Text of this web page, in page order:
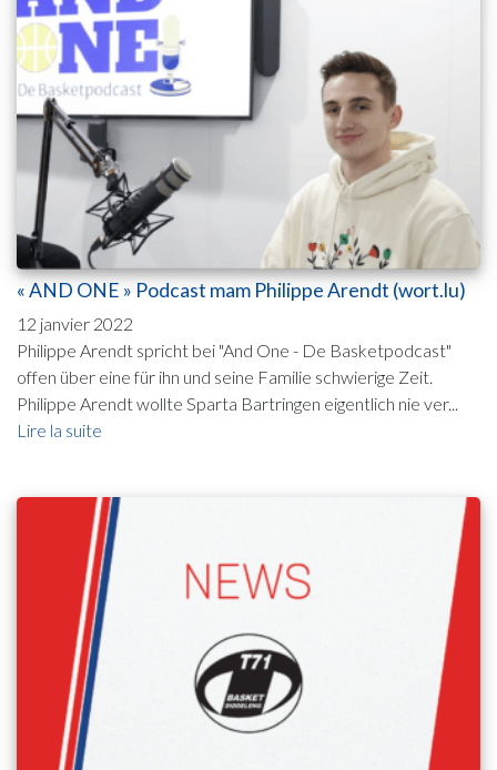
« AND ONE » Podcast mam Philippe Arendt (wort.lu)
12 janvier 2022
Philippe Arendt spricht bei "And One - De Basketpodcast"
offen über eine für ihn und seine Familie schwierige Zeit.
Philippe Arendt wollte Sparta Bartringen eigentlich nie ver...
Lire la suite